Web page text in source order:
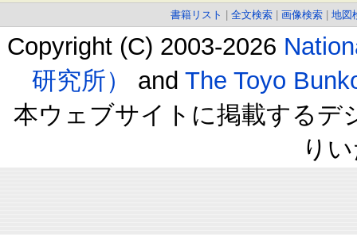
書籍リスト 全文検索 画像検索 地図
Copyright (C) 2003-2026
研究所）
and The Toyo
本ウェブサイトに掲載するデ
り